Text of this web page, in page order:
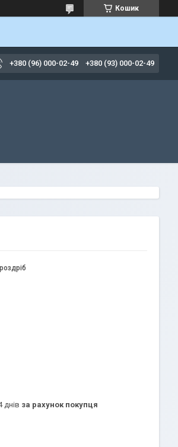
Кошик
+380 (96) 000-02-49 +380 (93) 000-02-49
днів за рахунок покупця